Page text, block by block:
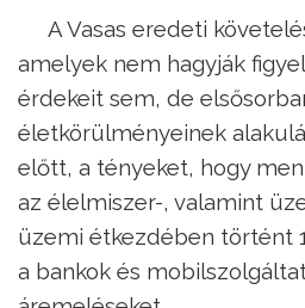
A Vasas eredeti
amelyek nem hagyják
érdekeit sem, de
életkörülményeinek
előtt, a tényeket, hogy
az élelmiszer-, valamint
üzemi étkezdében történt
a bankok és